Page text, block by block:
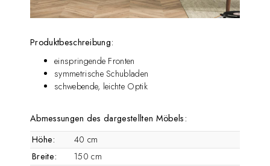
Produktbeschreibung:
einspringende Fronten
symmetrische Schubladen
schwebende, leichte Optik
Abmessungen des dargestellten Möbels:
Höhe:
40 cm
Breite:
150 cm